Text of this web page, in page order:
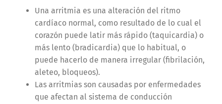
Una arritmia es una alteración del ritmo
cardíaco normal, como resultado de lo cual el
corazón puede latir más rápido (taquicardia) o
más lento (bradicardia) que lo habitual, o
puede hacerlo de manera irregular (fibrilación,
aleteo, bloqueos).
Las arritmias son causadas por enfermedades
que afectan al sistema de conducción